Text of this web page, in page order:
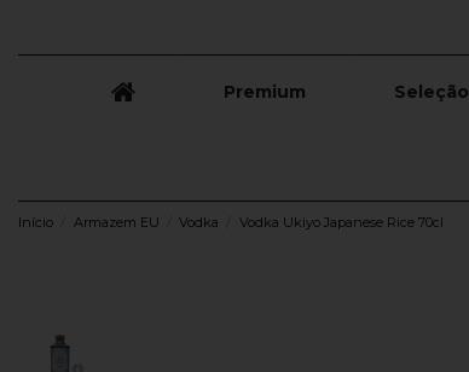
Premium Seleção
Início Armazem EU Vodka Vodka Ukiyo Japanese Rice 70cl